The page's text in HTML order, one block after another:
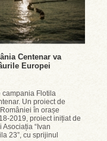
Centenar va
Europei
campania Flotila
Un proiect de
în orașe
2019, proiect inițiat de
Asociația “Ivan
23”, cu sprijinul